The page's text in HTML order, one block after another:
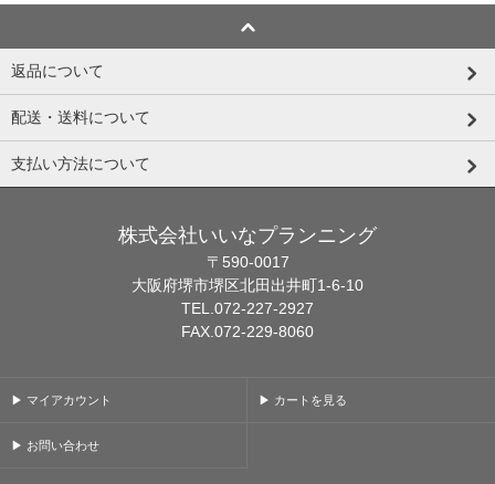
返品について
配送・送料について
支払い方法について
株式会社いいなプランニング
〒590-0017
大阪府堺市堺区北田出井町1-6-10
TEL.072-227-2927
FAX.072-229-8060
▶ マイアカウント ▶ カートを見る
▶ お問い合わせ